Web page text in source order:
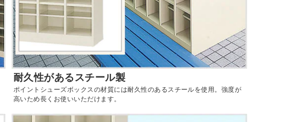
耐久性があるスチール製
ポイントシューズボックスの材質には耐久性のあるスチールを使用。強度が
高いため長くお使いいただけます。